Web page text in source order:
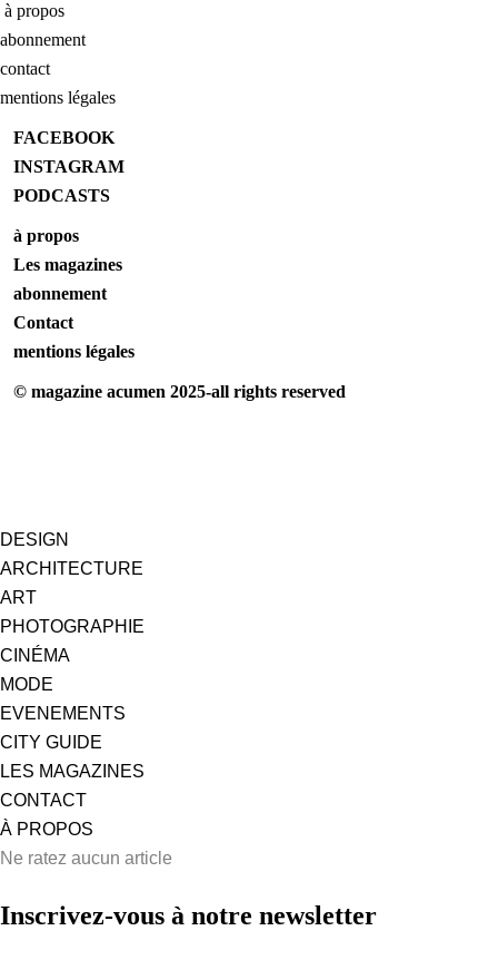
à propos
abonnement
contact
mentions légales
FACEBOOK
INSTAGRAM
PODCASTS
à propos
Les magazines
abonnement
Contact
mentions légales
© magazine acumen 2025-all rights reserved
DESIGN
ARCHITECTURE
ART
PHOTOGRAPHIE
CINÉMA
MODE
EVENEMENTS
CITY GUIDE
LES MAGAZINES
CONTACT
À PROPOS
Ne ratez aucun article
Inscrivez-vous à notre newsletter